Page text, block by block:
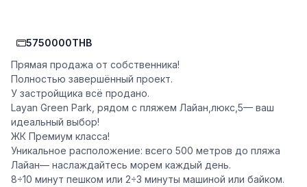
5750000THB
Прямая продажа от собственника!
Полностью завершённый проект.
У застройщика всё продано.
Layan Green Park, рядом с пляжем Лайан,люкс,5— ваш
идеальный выбор!
ЖК Премиум класса!
Уникальное расположение: всего 500 метров до пляжа
Лайан— наслаждайтесь морем каждый день.
8÷10 минут пешком или 2÷3 минуты машиной или байком.